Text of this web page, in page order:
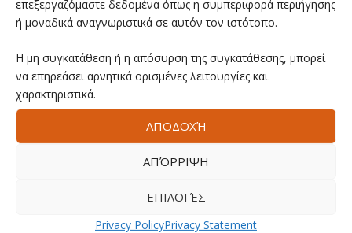
επεξεργαζόμαστε δεδομένα όπως η συμπεριφορά περιήγησης
ή μοναδικά αναγνωριστικά σε αυτόν τον ιστότοπο.
Η μη συγκατάθεση ή η απόσυρση της συγκατάθεσης, μπορεί
να επηρεάσει αρνητικά ορισμένες λειτουργίες και
χαρακτηριστικά.
ΑΠΟΔΟΧΉ
ΑΠΌΡΡΙΨΗ
ΕΠΙΛΟΓΈΣ
Privacy PolicyPrivacy Statement